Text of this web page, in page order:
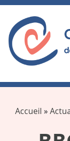
Accueil »